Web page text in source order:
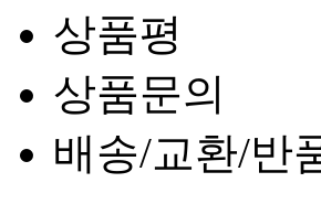
상품평
상품문의
배송/교환/반